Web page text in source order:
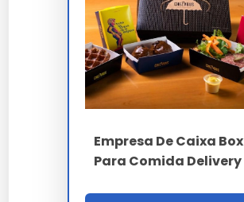
Empresa De Caixa Box
Para Comida Delivery